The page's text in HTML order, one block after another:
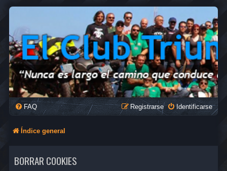
FAQ Identificarse
Registrarse
Índice general
BORRAR COOKIES